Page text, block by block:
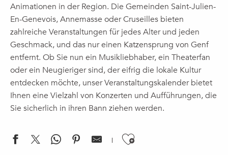
Animationen in der Region. Die Gemeinden Saint-Julien-
En-Genevois, Annemasse oder Cruseilles bieten
zahlreiche Veranstaltungen für jedes Alter und jeden
Geschmack, und das nur einen Katzensprung von Genf
entfernt. Ob Sie nun ein Musikliebhaber, ein Theaterfan
oder ein Neugieriger sind, der eifrig die lokale Kultur
entdecken möchte, unser Veranstaltungskalender bietet
Ihnen eine Vielzahl von Konzerten und Aufführungen, die
Sie sicherlich in ihren Bann ziehen werden.
Ajouter aux